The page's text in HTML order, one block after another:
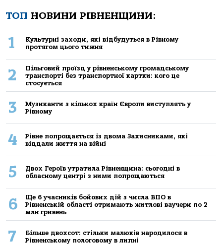
ТОП НОВИНИ РІВНЕНЩИНИ:
1
Культурні заходи, які відбудуться в Рівному
протягом цього тижня
2
Пільговий проїзд у рівненському громадському
транспорті без транспортної картки: кого це
стосується
3
Музиканти з кількох країн Європи виступлять у
Рівному
4
Рівне попрощається із двома Захисниками, які
віддали життя на війні
5
Двох Героїв утратила Рівненщина: сьогодні в
обласному центрі з ними попрощаються
6
Ще 6 учасників бойових дій з числа ВПО в
Рівненській області отримають житлові ваучери по 2
млн гривень
7
Більше двохсот: стільки малюків народилося в
Рівненському пологовому в липні